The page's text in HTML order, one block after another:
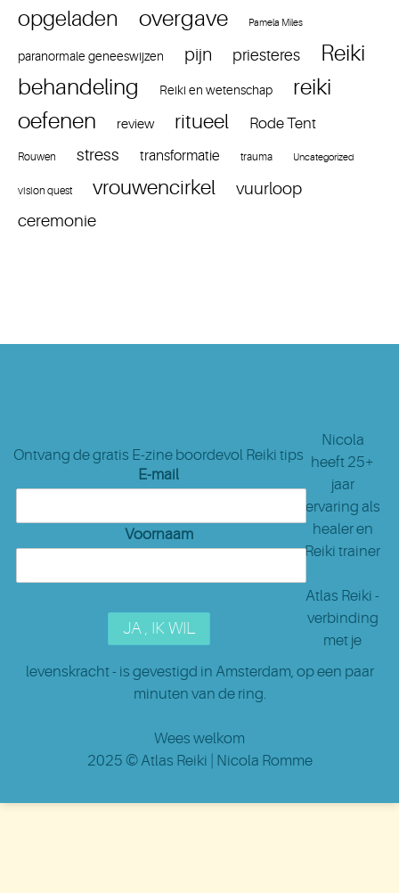
opgeladen overgave Pamela Miles
paranormale geneeswijzen pijn priesteres
Reiki
behandeling
Reiki en wetenschap
reiki
oefenen
review ritueel Rode Tent
Rouwen stress transformatie trauma Uncategorized
vision quest vrouwencirkel
vuurloop
ceremonie
Ontvang de gratis E-zine boordevol Reiki tips
E-mail
Voornaam
Nicola
heeft 25+
jaar
ervaring als
healer en
Reiki trainer
Atlas Reiki -
verbinding
met je
levenskracht - is gevestigd in Amsterdam, op een paar
minuten van de ring.
Wees welkom
2025 ©Atlas Reiki | Nicola Romme